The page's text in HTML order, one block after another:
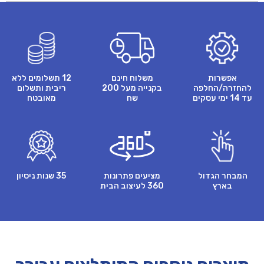
אפשרות
להחזרה/החלפה
עד 14 ימי עסקים
משלוח חינם
בקנייה מעל 200
שח
12 תשלומים ללא
ריבית ותשלום
מאובטח
המבחר הגדול
בארץ
מציעים פתרונות
360 לעיצוב הבית
35 שנות ניסיון